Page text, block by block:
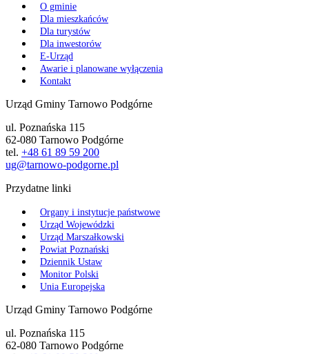
O gminie
Dla mieszkańców
Dla turystów
Dla inwestorów
E-Urząd
Awarie i planowane wyłączenia
Kontakt
Urząd Gminy Tarnowo Podgórne
ul. Poznańska 115
62-080 Tarnowo Podgórne
tel. +48 61 89 59 200
ug@tarnowo-podgorne.pl
Przydatne linki
Organy i instytucje państwowe
Urząd Wojewódzki
Urząd Marszałkowski
Powiat Poznański
Dziennik Ustaw
Monitor Polski
Unia Europejska
Urząd Gminy Tarnowo Podgórne
ul. Poznańska 115
62-080 Tarnowo Podgórne